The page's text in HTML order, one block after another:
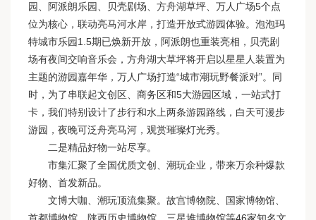
园、阿派朗乐园、贝壳剧场、方舟湖草坪、万人广场5个点
位为核心，联动亮马河水岸，打造开放式游园体验。泡泡玛
特城市乐园1.5期已焕新开放，阿派朗也重装亮相，贝壳剧
场有夜间交响音乐会，方舟湖大草坪将开启以星星人装置为
主题的游园嘉年华，万人广场打造“城市潮玩野餐派对”。同
时，为了串联起文创区、商务区和5大游园区域，一站式打
卡，我们特别设计了步行和水上两条游园路线，白天可漫步
游园，夜晚可泛舟亮马河，观赏璀璨灯光秀。
二是精品好物一站尽享。
市集汇聚了全国优质文创、潮玩企业，带来万余种爆款
好物、首发新品。
文博大咖、潮玩顶流集聚。故宫博物院、国家博物馆、